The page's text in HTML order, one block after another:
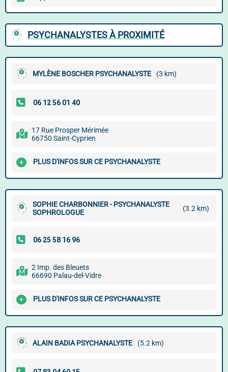
PSYCHANALYSTES À PROXIMITÉ
MYLÈNE BOSCHER PSYCHANALYSTE (3 km)
17 Rue Prosper Mérimée
66750 Saint-Cyprien
PLUS D'INFOS SUR CE PSYCHANALYSTE
SOPHIE CHARBONNIER - PSYCHANALYSTE
SOPHROLOGUE
(3.2 km)
2 Imp. des Bleuets
66690 Palau-del-Vidre
PLUS D'INFOS SUR CE PSYCHANALYSTE
ALAIN BADIA PSYCHANALYSTE (5.2 km)